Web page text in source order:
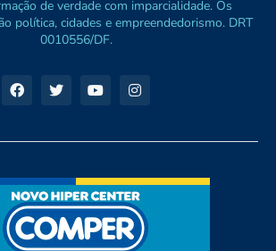
de verdade com imparcialidade. Os
política, cidades e empreendedorismo. DRT
0010556/DF.